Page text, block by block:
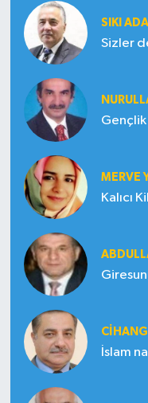
SIKI ADA
Sizler
MERVE
Kalıcı
İslam